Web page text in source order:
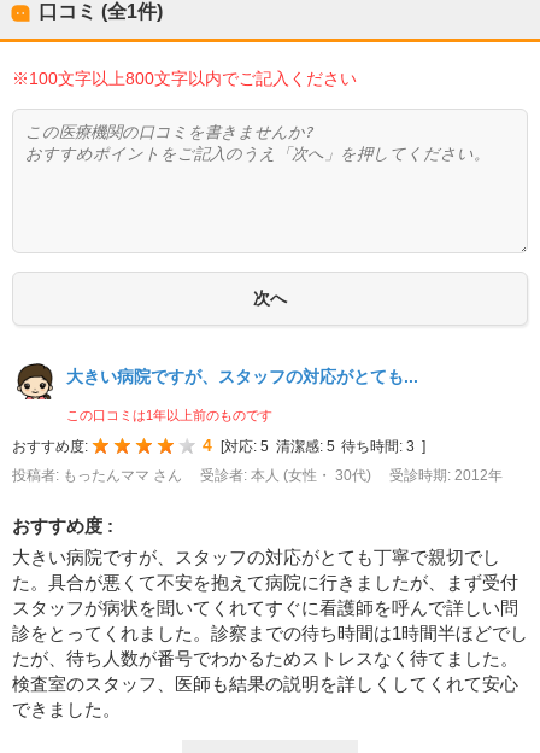
口コミ (全1件)
※100文字以上800文字以内でご記入ください
大きい病院ですが、スタッフの対応がとても...
この口コミは1年以上前のものです
おすすめ度: 4 対応: 5 清潔感: 5 待ち時間: 3
投稿者: もったんママ さん
受診者: 本人 (女性・ 30代) 受診時期: 2012年
おすすめ度 :
大きい病院ですが、スタッフの対応がとても丁寧で親切でし
た。具合が悪くて不安を抱えて病院に行きましたが、まず受付
スタッフが病状を聞いてくれてすぐに看護師を呼んで詳しい問
診をとってくれました。診察までの待ち時間は1時間半ほどでし
たが、待ち人数が番号でわかるためストレスなく待てました。
検査室のスタッフ、医師も結果の説明を詳しくしてくれて安心
できました。